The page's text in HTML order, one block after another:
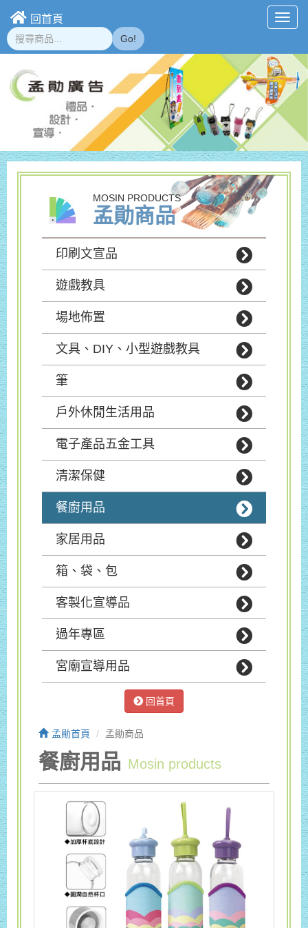
回首頁
Go!
MOSIN PRODUCTS
孟勛商品
印刷文宣品
遊戲教具
場地佈置
文具、DIY、小型遊戲教具
筆
戶外休閒生活用品
電子產品五金工具
清潔保健
餐廚用品
家居用品
箱、袋、包
客製化宣導品
過年專區
宮廟宣導用品
回首頁
孟勛首頁 孟勛商品
餐廚用品 Mosin products